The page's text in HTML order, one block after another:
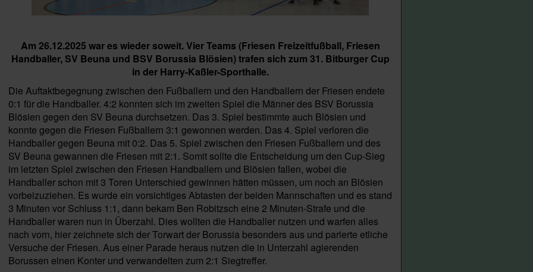
Am 26.12.2025 war es wieder soweit. Vier Teams (Friesen Freizeitfußball, Friesen
Handballer, SV Beuna und BSV Borussia Blösien) trafen sich zum 31. Bitburger Cup
in der Harry-Kaßler-Sporthalle.
Die Auftaktbegegnung zwischen den Fußballern und den Handballern der Friesen endete
0:1 für die Handballer. 4:2 konnten sich im zweiten Spiel die Männer des BSV Borussia
Blösien gegen den SV Beuna durchsetzen. Das 3. Spiel bestimmte auch Blösien und
konnte gegen die Friesen Fußballern 3:1 gewonnen werden. Das 4. Spiel verloren die
Handballer gegen Beuna mit 0:2. Das 5. Spiel zwischen den Friesen Fußballern und des
SV Beuna gewannen die Friesen mit 2:1. Somit sollte die Entscheidung um den Cup-Sieg
im letzten Spiel zwischen den Friesen Handballern und Blösien fallen, wobei die
Handballer schon mit 3 Toren Unterschied gewinnen hätten müssen, um noch an Blösien
vorbeizuziehen. Es wurde ein vorsichtiges Abtasten der beiden Mannschaften und es stand
3 Minuten vor Schluss 1:1, dann bekam Ben Robitzsch eine 2 Minuten-Strafe und die
Handballer waren nun in Überzahl. Dies wollten die Handballer nutzen und warfen alles
nach vorn, hier zeichnete sich der Torwart der Borussia besonders aus und parierte etliche
Versuche der Friesen. Aus einer Parade heraus nutzen die in Unterzahl agierenden
Borussen einen Konter und verwandelten zum 2:1 Siegtreffer.